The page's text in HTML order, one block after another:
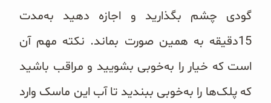
گودی چشم بگذارید و اجازه دهید به‌مدت
15دقیقه به همین صورت بماند. نکته مهم آن
است که خیار را به‌خوبی بشویید و مراقب باشید
که پلک‌ها را به‌خوبی ببندید تا آب این ماسک وارد